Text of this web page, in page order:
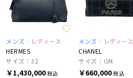
メンズ
レディース
HERMES
サイズ：32
￥1,430,000税込
メンズ
レディース
CHANEL
サイズ：GM
￥660,000税込